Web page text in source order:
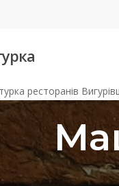
ресторанів